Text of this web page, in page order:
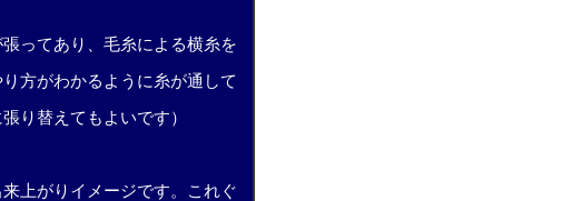
ってあり、毛糸による横糸を
方がわかるように糸が通して
り替えてもよいです）
上がりイメージです。これぐ